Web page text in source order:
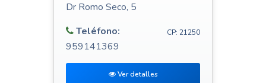
Dr Romo Seco, 5
CP: 21250
Teléfono:
959141369
Ver detalles